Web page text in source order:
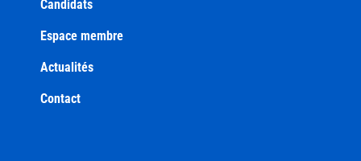
Candidats
Espace membre
Actualités
Contact